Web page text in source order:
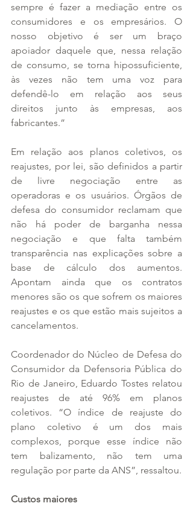
sempre é fazer a mediação entre os
consumidores e os empresários. O
nosso objetivo é ser um braço
apoiador daquele que, nessa relação
de consumo, se torna hipossuficiente,
às vezes não tem uma voz para
defendê-lo em relação aos seus
direitos junto às empresas, aos
fabricantes.”
Em relação aos planos coletivos, os
reajustes, por lei, são definidos a partir
de livre negociação entre as
operadoras e os usuários. Órgãos de
defesa do consumidor reclamam que
não há poder de barganha nessa
negociação e que falta também
transparência nas explicações sobre a
base de cálculo dos aumentos.
Apontam ainda que os contratos
menores são os que sofrem os maiores
reajustes e os que estão mais sujeitos a
cancelamentos.
Coordenador do Núcleo de Defesa do
Consumidor da Defensoria Pública do
Rio de Janeiro, Eduardo Tostes relatou
reajustes de até 96% em planos
coletivos. “O índice de reajuste do
plano coletivo é um dos mais
complexos, porque esse índice não
tem balizamento, não tem uma
regulação por parte da ANS”, ressaltou.
Custos maiores